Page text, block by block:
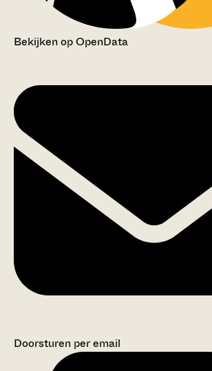
Bekijken op OpenData
Doorsturen per email